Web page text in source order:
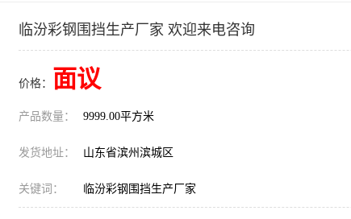
临汾彩钢围挡生产厂家 欢迎来电咨询
价格： 面议
产品数量： 9999.00平方米
发货地址： 山东省滨州滨城区
关键词： 临汾彩钢围挡生产厂家